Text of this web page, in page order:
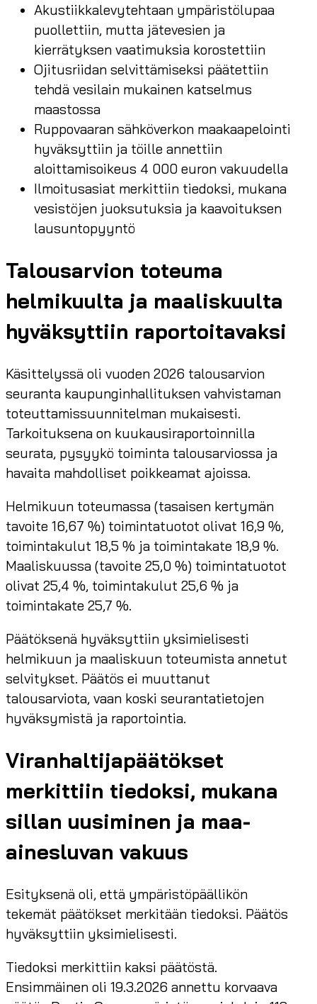
Akustiikkalevytehtaan ympäristölupaa
puollettiin, mutta jätevesien ja
kierrätyksen vaatimuksia korostettiin
Ojitusriidan selvittämiseksi päätettiin
tehdä vesilain mukainen katselmus
maastossa
Ruppovaaran sähköverkon maakaapelointi
hyväksyttiin ja töille annettiin
aloittamisoikeus 4 000 euron vakuudella
Ilmoitusasiat merkittiin tiedoksi, mukana
vesistöjen juoksutuksia ja kaavoituksen
lausuntopyyntö
Talousarvion toteuma
helmikuulta ja maaliskuulta
hyväksyttiin raportoitavaksi
Käsittelyssä oli vuoden 2026 talousarvion
seuranta kaupunginhallituksen vahvistaman
toteuttamissuunnitelman mukaisesti.
Tarkoituksena on kuukausiraportoinnilla
seurata, pysyykö toiminta talousarviossa ja
havaita mahdolliset poikkeamat ajoissa.
Helmikuun toteumassa (tasaisen kertymän
tavoite 16,67 %) toimintatuotot olivat 16,9 %,
toimintakulut 18,5 % ja toimintakate 18,9 %.
Maaliskuussa (tavoite 25,0 %) toimintatuotot
olivat 25,4 %, toimintakulut 25,6 % ja
toimintakate 25,7 %.
Päätöksenä hyväksyttiin yksimielisesti
helmikuun ja maaliskuun toteumista annetut
selvitykset. Päätös ei muuttanut
talousarviota, vaan koski seurantatietojen
hyväksymistä ja raportointia.
Viranhaltijapäätökset
merkittiin tiedoksi, mukana
sillan uusiminen ja maa-
ainesluvan vakuus
Esityksenä oli, että ympäristöpäällikön
tekemät päätökset merkitään tiedoksi. Päätös
hyväksyttiin yksimielisesti.
Tiedoksi merkittiin kaksi päätöstä.
Ensimmäinen oli 19.3.2026 annettu korvaava